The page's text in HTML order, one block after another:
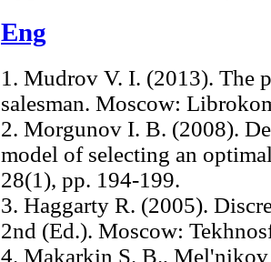
Eng
1. Mudrov V. I. (2013). The
salesman. Moscow:
2. Morgunov I. B. (2008).
model of selecting an
28(1), pp. 194-199.
3. Haggarty R. (2005).
2nd (Ed.). Moscow:
4. Makarkin S. B.,